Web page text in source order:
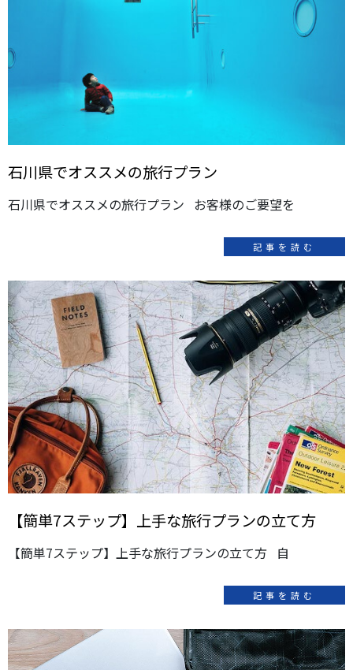
石川県でオススメの旅行プラン
石川県でオススメの旅行プラン お客様のご要望を
記事を読む
【簡単7ステップ】上手な旅行プランの立て方
【簡単7ステップ】上手な旅行プランの立て方 自
記事を読む